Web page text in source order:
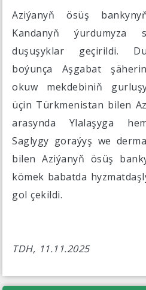
Aziýanyň ösüş
Kandanyň ýurdumyza
duşuşyklar geçirildi.
boýunça Aşgabat
okuw mekdebiniň
üçin Türkmenistan bilen
arasynda Ylalaşyga
Saglygy goraýyş we
bilen Aziýanyň ösüş
kömek babatda
gol çekildi.
TDH, 11.11.2025